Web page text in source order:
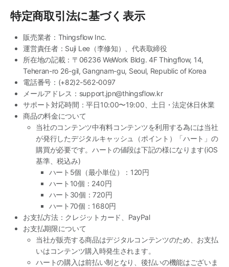
特定商取引法に基づく表示
販売業者：Thingsflow Inc.
運営責任者：Suji Lee（李修知）、代表取締役
所在地の記載：〒06236 WeWork Bldg. 4F Thingflow, 14,
Teheran-ro 26-gil, Gangnam-gu, Seoul, Republic of Korea
電話番号：(+82)2-562-0097
メールアドレス：support.jpn@thingsflow.kr
サポート対応時間：平日10:00〜19:00、土日・法定休日休業
商品の料金について
当社のコンテンツ中有料コンテンツを利用する為には当社
が発行したデジタルキャッシュ（ポイント）「ハート」の
購買が必要です。ハートの値段は下記の様になります(iOS
基準、税込み)
ハート5個（最小単位）：120円
ハート10個：240円
ハート30個：720円
ハート70個：1680円
お支払方法：クレジットカード、PayPal
お支払期限について
当社が販売する商品はデジタルコンテンツのため、お支払
いはコンテンツ購入時発生されます。
ハートの購入は前払い制となり、後払いの機能はございま